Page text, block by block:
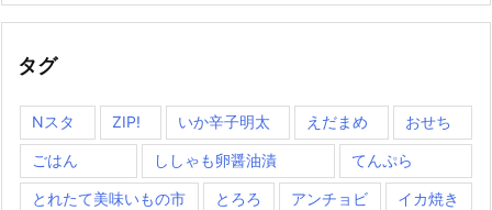
タグ
Nスタ ZIP! いか辛子明太 えだまめ おせち
ごはん ししゃも卵醤油漬 てんぷら
とれたて美味いもの市 とろろ アンチョビ イカ焼き